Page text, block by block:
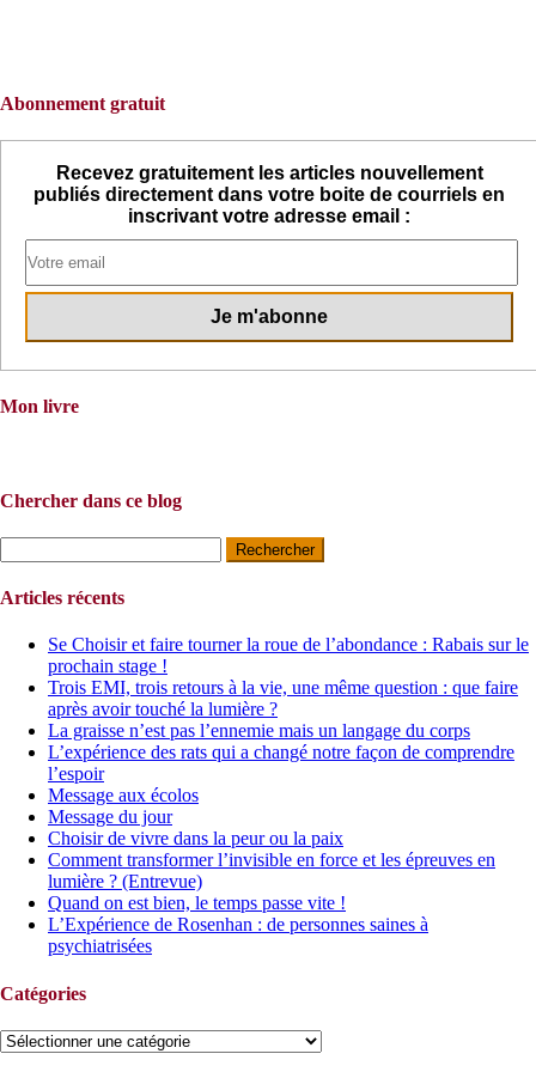
Abonnement gratuit
Recevez gratuitement les articles nouvellement
publiés directement dans votre boite de courriels en
inscrivant votre adresse email :
Mon livre
Chercher dans ce blog
Articles récents
Se Choisir et faire tourner la roue de l’abondance : Rabais sur le
prochain stage !
Trois EMI, trois retours à la vie, une même question : que faire
après avoir touché la lumière ?
La graisse n’est pas l’ennemie mais un langage du corps
L’expérience des rats qui a changé notre façon de comprendre
l’espoir
Message aux écolos
Message du jour
Choisir de vivre dans la peur ou la paix
Comment transformer l’invisible en force et les épreuves en
lumière ? (Entrevue)
Quand on est bien, le temps passe vite !
L’Expérience de Rosenhan : de personnes saines à
psychiatrisées
Catégories
Catégories